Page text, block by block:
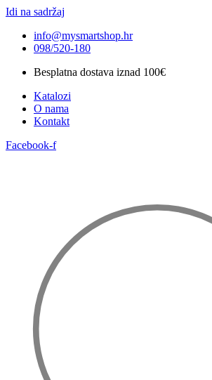
Idi na sadržaj
info@mysmartshop.hr
098/520-180
Besplatna dostava iznad 100€
Katalozi
O nama
Kontakt
Facebook-f